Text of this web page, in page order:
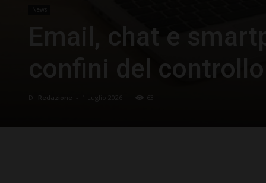
News
Email, chat e
confini del
Di Redazione 1 Luglio 2026 63